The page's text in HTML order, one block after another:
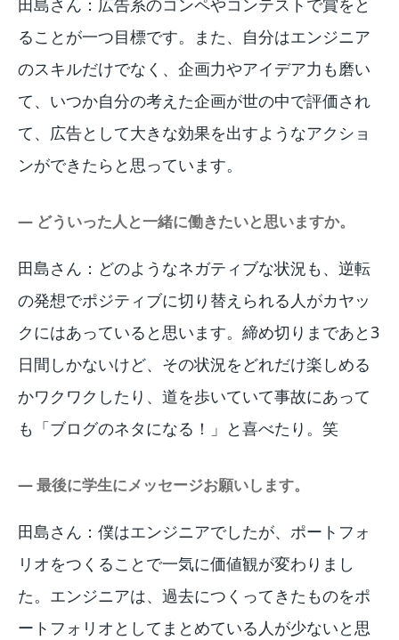
田島さん：広告系のコンペやコンテストで賞をと
ることが一つ目標です。また、自分はエンジニア
のスキルだけでなく、企画力やアイデア力も磨い
て、いつか自分の考えた企画が世の中で評価され
て、広告として大きな効果を出すようなアクショ
ンができたらと思っています。
― どういった人と一緒に働きたいと思いますか。
田島さん：どのようなネガティブな状況も、逆転
の発想でポジティブに切り替えられる人がカヤッ
クにはあっていると思います。締め切りまであと3
日間しかないけど、その状況をどれだけ楽しめる
かワクワクしたり、道を歩いていて事故にあって
も「ブログのネタになる！」と喜べたり。笑
― 最後に学生にメッセージお願いします。
田島さん：僕はエンジニアでしたが、ポートフォ
リオをつくることで一気に価値観が変わりまし
た。エンジニアは、過去につくってきたものをポ
ートフォリオとしてまとめている人が少ないと思